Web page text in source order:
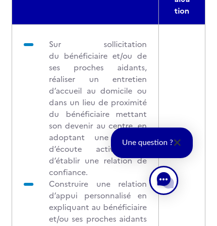
tion
Sur sollicitation
du bénéficiaire et/ou de
ses proches aidants,
réaliser un entretien
d’accueil au domicile ou
dans un lieu de proximité
du bénéficiaire mettant
son devenir au centre, en
adoptant une posture
d’écoute active afin
d’établir une relation de
confiance.
Construire une relation
d’appui personnalisé en
expliquant au bénéficiaire
et/ou ses proches aidants
Une question ?